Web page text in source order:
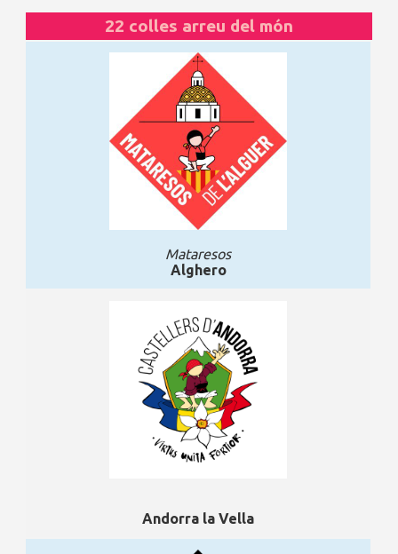
22 colles arreu del món
Mataresos
Alghero
Andorra la Vella